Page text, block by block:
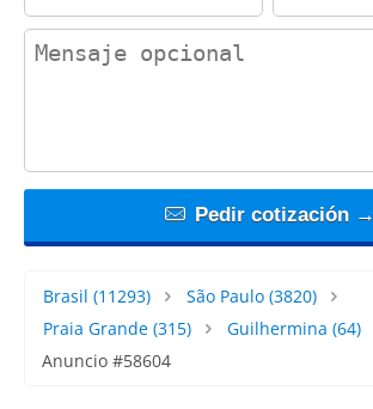
contact_message
Pedir cotización →
Brasil (11293) São Paulo(3820)
Praia Grande (315) Guilhermina (64)
Anuncio #58604